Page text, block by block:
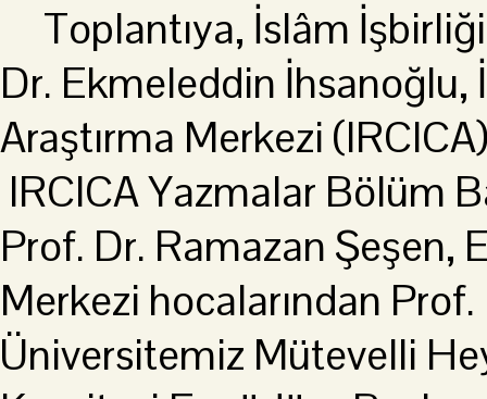
Toplantıya, İslâm
Dr. Ekmeleddin
Araştırma Merkezi
IRCICA Yazmalar Bölüm
Prof. Dr. Ramazan Şeşen,
Merkezi hocalarından
Üniversitemiz Mütevelli